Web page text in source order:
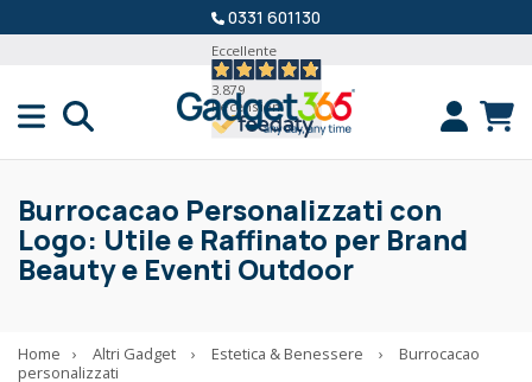
0331 601130
Eccellente
3.879
Recensioni
Burrocacao Personalizzati con
Logo: Utile e Raffinato per Brand
Beauty e Eventi Outdoor
Home › Altri Gadget › Estetica & Benessere ›
Burrocacao
personalizzati